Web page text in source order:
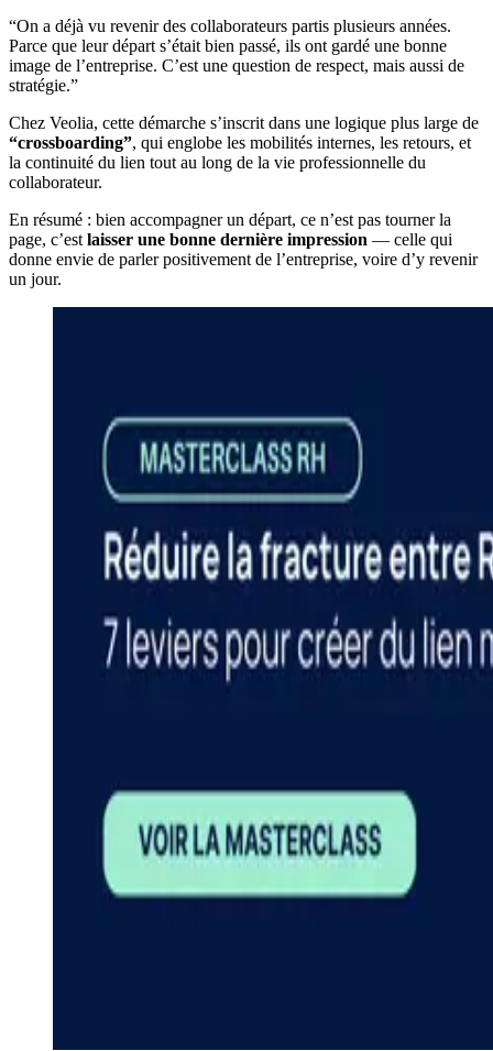
“On a déjà vu revenir des collaborateurs partis plusieurs années.
Parce que leur départ s’était bien passé, ils ont gardé une bonne
image de l’entreprise. C’est une question de respect, mais aussi de
stratégie.”
Chez Veolia, cette démarche s’inscrit dans une logique plus large de
“crossboarding”, qui englobe les mobilités internes, les retours, et
la continuité du lien tout au long de la vie professionnelle du
collaborateur.
En résumé : bien accompagner un départ, ce n’est pas tourner la
page, c’est laisser une bonne dernière impression — celle qui
donne envie de parler positivement de l’entreprise, voire d’y revenir
un jour.